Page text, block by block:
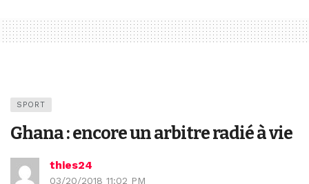
SPORT
Ghana : encore un arbitre radié à vie
thies24
03/20/2018 11:02 PM